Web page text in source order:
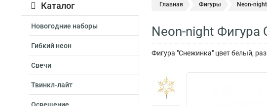
Каталог
Новогодние наборы
Гибкий неон
Свечи
Твинкл-лайт
Главная Фигуры Neon-
Neon-night
Фигура "Снежинка" цвет белый,